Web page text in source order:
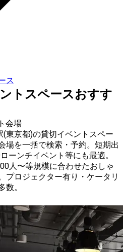
ス
トスペースおすす
会場
東京都)の貸切イベントスペー
場を一括で検索・予約。短期出
ーンチイベント等にも最適。
人〜等規模に合わせたおしゃ
プロジェクター有り・ケータリ
数。